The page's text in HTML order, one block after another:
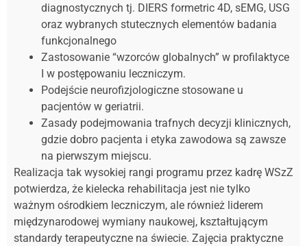
diagnostycznych tj. DIERS formetric 4D, sEMG, USG
oraz wybranych stutecznych elementów badania
funkcjonalnego
Zastosowanie “wzorców globalnych” w profilaktyce
I w postępowaniu leczniczym.
Podejście neurofizjologiczne stosowane u
pacjentów w geriatrii.
Zasady podejmowania trafnych decyzji klinicznych,
gdzie dobro pacjenta i etyka zawodowa są zawsze
na pierwszym miejscu.
Realizacja tak wysokiej rangi programu przez kadrę WSzZ
potwierdza, że kielecka rehabilitacja jest nie tylko
ważnym ośrodkiem leczniczym, ale również liderem
międzynarodowej wymiany naukowej, kształtującym
standardy terapeutyczne na świecie. Zajęcia praktyczne